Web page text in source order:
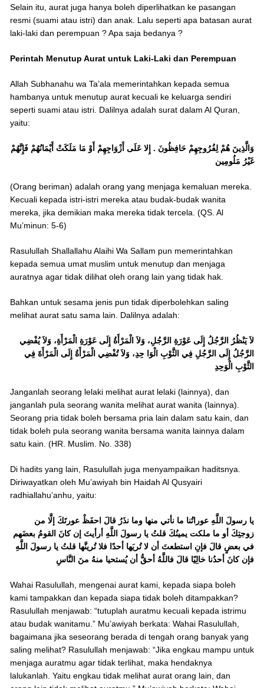
Selain itu, aurat juga hanya boleh diperlihatkan ke pasangan
resmi (suami atau istri) dan anak. Lalu seperti apa batasan aurat
laki-laki dan perempuan ? Apa saja bedanya ?
Perintah Menutup Aurat untuk Laki-Laki dan Perempuan
Allah Subhanahu wa Ta’ala memerintahkan kepada semua
hambanya untuk menutup aurat kecuali ke keluarga sendiri
seperti suami atau istri. Dalilnya adalah surat dalam Al Quran,
yaitu:
وَالَّذِينَ هُمْ لِفُرُوجِهِمْ حَافِظُونَ . إِلا عَلَى أَزْوَاجِهِمْ أَوْ مَا مَلَكَتْ أَيْمَانُهُمْ فَإِنَّهُمْ
غَيْرُ مَلُومِين
(Orang beriman) adalah orang yang menjaga kemaluan mereka.
Kecuali kepada istri-istri mereka atau budak-budak wanita
mereka, jika demikian maka mereka tidak tercela. (QS. Al
Mu’minun: 5-6)
Rasulullah Shallallahu Alaihi Wa Sallam pun memerintahkan
kepada semua umat muslim untuk menutup dan menjaga
auratnya agar tidak dilihat oleh orang lain yang tidak hak.
Bahkan untuk sesama jenis pun tidak diperbolehkan saling
melihat aurat satu sama lain. Dalilnya adalah:
لاَ يَنْظُرُ الرَّجُلُ إِلَى عَوْرَةِ الرَّجُلِ، وَلاَ الْمَرْأَةُ إِلَى عَوْرَةِ الْمَرْأَةِ، وَلاَ يُفْضِي
الرَّجُلُ إِلَى الرَّجُلِ فِي الثَّوْبِ الْوَا حِدِ، وَلاَ تُفْضِي الْمَرْأَةُ إِلَى الْمَرْأَةَ فِي
الثَّوْبِ الْوَحِدِ
Janganlah seorang lelaki melihat aurat lelaki (lainnya), dan
janganlah pula seorang wanita melihat aurat wanita (lainnya).
Seorang pria tidak boleh bersama pria lain dalam satu kain, dan
tidak boleh pula seorang wanita bersama wanita lainnya dalam
satu kain. (HR. Muslim. No. 338)
Di hadits yang lain, Rasulullah juga menyampaikan haditsnya.
Diriwayatkan oleh Mu’awiyah bin Haidah Al Qusyairi
radhiallahu’anhu, yaitu:
يا رسولَ اللَّهِ عوراتُنا ما نأتي منها وما نذَرُ قالَ احفَظْ عورتَكَ إلَّا من
زوجتِكَ أو ما ملكت يمينُكَ قلتُ يا رسولَ اللَّهِ أرأيتَ إن كانَ القومُ بعضَهم
في بعضٍ قالَ فإنِ استطعتَ أن لا تُريَها أحدًا فلا تُرينَّها قلتُ يا رسولَ اللَّهِ
فإن كانَ أحدُنا خالِيًا قالَ فاللَّهُ أحقُّ أن يُستحيا منهُ منَ النَّاسِ
Wahai Rasulullah, mengenai aurat kami, kepada siapa boleh
kami tampakkan dan kepada siapa tidak boleh ditampakkan?
Rasulullah menjawab: “tutuplah auratmu kecuali kepada istrimu
atau budak wanitamu.” Mu’awiyah berkata: Wahai Rasulullah,
bagaimana jika seseorang berada di tengah orang banyak yang
saling melihat? Rasulullah menjawab: “Jika engkau mampu untuk
menjaga auratmu agar tidak terlihat, maka hendaknya
lalukanlah. Yaitu engkau tidak melihat aurat orang lain, dan